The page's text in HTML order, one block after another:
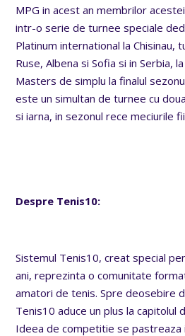
MPG in acest an membrilor
intr-o serie de turnee speciale
Platinum international la Chisinau,
Ruse, Albena si Sofia si in Serbia,
Masters de simplu la finalul
este un simultan de turnee cu
si iarna, in sezonul rece meciurile
Despre Tenis10:
Sistemul Tenis10, creat special
ani, reprezinta o comunitate
amatori de tenis. Spre deosebire
Tenis10 aduce un plus la capitolul
Ideea de competitie se pastreaza